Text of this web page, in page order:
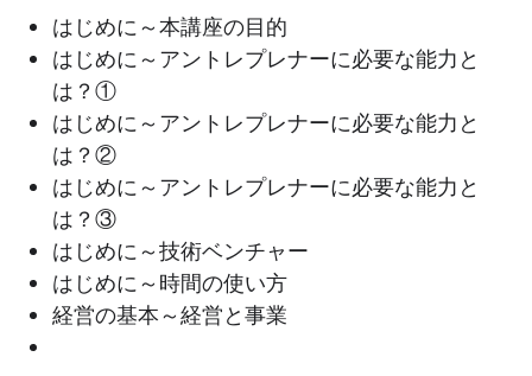
はじめに～本講座の目的
はじめに～アントレプレナーに必要な能力と
は？①
はじめに～アントレプレナーに必要な能力と
は？②
はじめに～アントレプレナーに必要な能力と
は？③
はじめに～技術ベンチャー
はじめに～時間の使い方
経営の基本～経営と事業